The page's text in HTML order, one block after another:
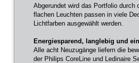
Abgerundet wird das Portfolio durch
flachen Leuchten passen in viele
Lichtfarben ausgewählt werden.
Energiesparend, langlebig und
Alle acht Neuzugänge liefern die
der Philips CoreLine und Ledinaire